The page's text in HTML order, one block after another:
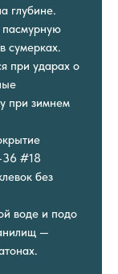
глубине.
пасмурную
сумерках.
при ударах о
при зимнем
36 #18
без
воде и подо
—